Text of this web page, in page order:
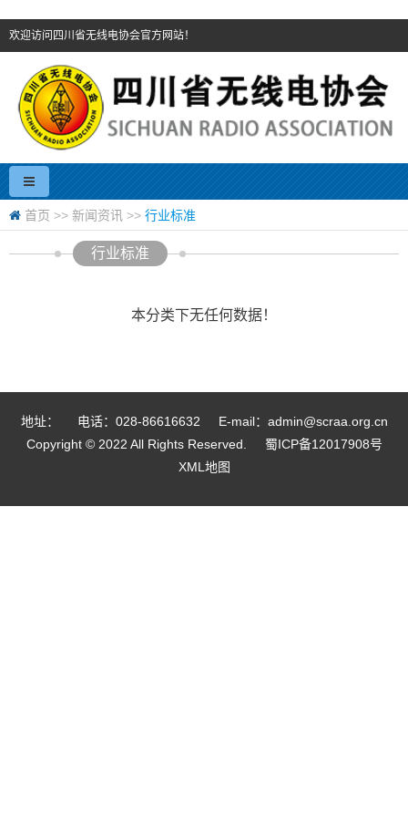
欢迎访问四川省无线电协会官方网站！
首页 >> 新闻资讯 >> 行业标准
行业标准
本分类下无任何数据！
地址： 电话：028-86616632
E-mail：admin@scraa.org.cn
Copyright © 2022 All Rights Reserved.
蜀ICP备12017908号
XML地图